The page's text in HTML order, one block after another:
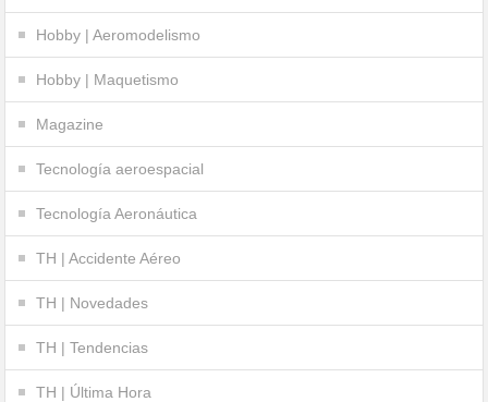
Hobby | Aeromodelismo
Hobby | Maquetismo
Magazine
Tecnología aeroespacial
Tecnología Aeronáutica
TH | Accidente Aéreo
TH | Novedades
TH | Tendencias
TH | Última Hora